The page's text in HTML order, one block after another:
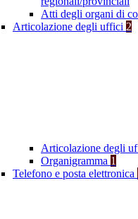
Atti degli organi di
Articolazione degli uffici 2
Articolazione degli
Organigramma 1
Telefono e posta elettronica